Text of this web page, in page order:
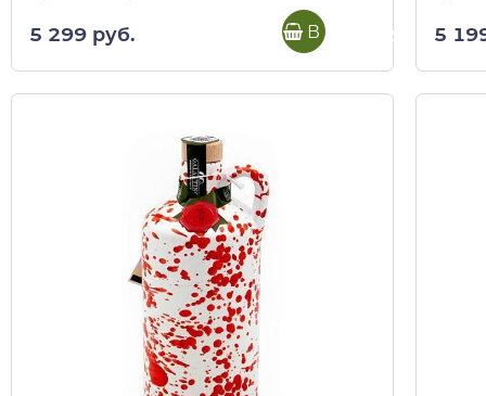
5 299 руб. В корзину 5